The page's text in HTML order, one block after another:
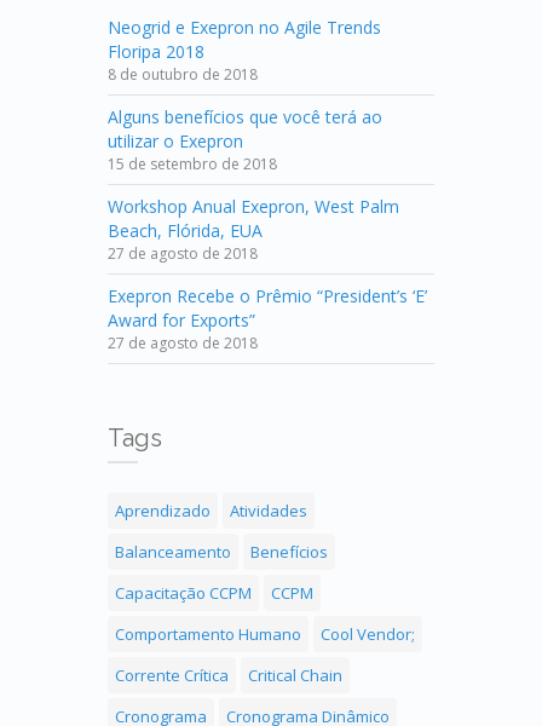
Neogrid e Exepron no Agile Trends
Floripa 2018
8 de outubro de 2018
Alguns benefícios que você terá ao
utilizar o Exepron
15 de setembro de 2018
Workshop Anual Exepron, West Palm
Beach, Flórida, EUA
27 de agosto de 2018
Exepron Recebe o Prêmio “President’s ‘E’
Award for Exports”
27 de agosto de 2018
Tags
Aprendizado
Atividades
Balanceamento
Benefícios
Capacitação CCPM
CCPM
Comportamento Humano
Cool Vendor;
Corrente Crítica
Critical Chain
Cronograma
Cronograma Dinâmico